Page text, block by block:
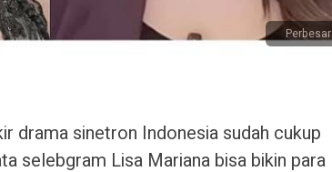
Perbesar
drama sinetron Indonesia sudah cukup
selebgram Lisa Mariana bisa bikin para